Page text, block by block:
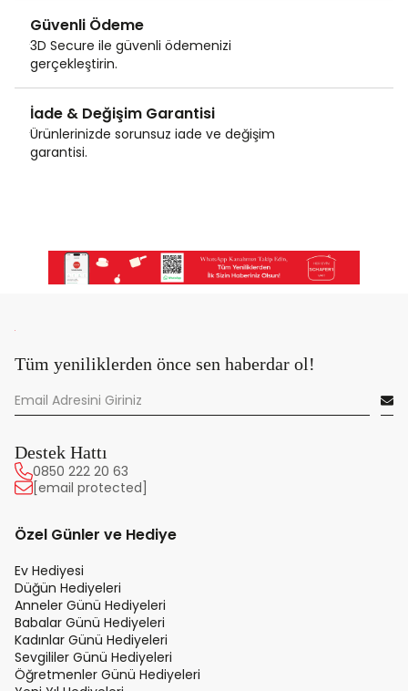
Güvenli Ödeme
3D Secure ile güvenli ödemenizi
gerçekleştirin.
İade & Değişim Garantisi
Ürünlerinizde sorunsuz iade ve değişim
garantisi.
Tüm yeniliklerden önce sen haberdar ol!
Destek Hattı
0850 222 20 63
[email protected]
Özel Günler ve Hediye
Ev Hediyesi
Düğün Hediyeleri
Anneler Günü Hediyeleri
Babalar Günü Hediyeleri
Kadınlar Günü Hediyeleri
Sevgililer Günü Hediyeleri
Öğretmenler Günü Hediyeleri